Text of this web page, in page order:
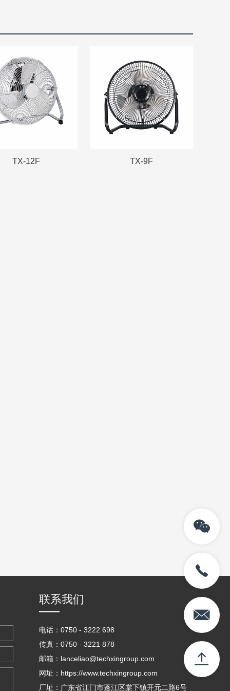
TX-12F TX-9F
联系我们
电话：0750 - 3222 698
传真：0750 - 3221 878
邮箱：lanceliao@techxingroup.com
网址：https://www.techxingroup.com
厂址：广东省江门市蓬江区棠下镇开元二路6号